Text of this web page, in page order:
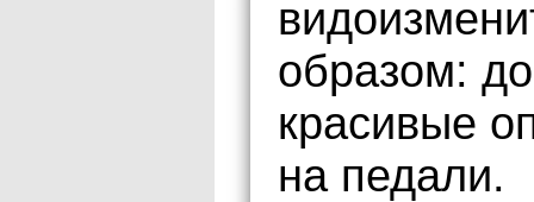
образом:
красивые
на педали.